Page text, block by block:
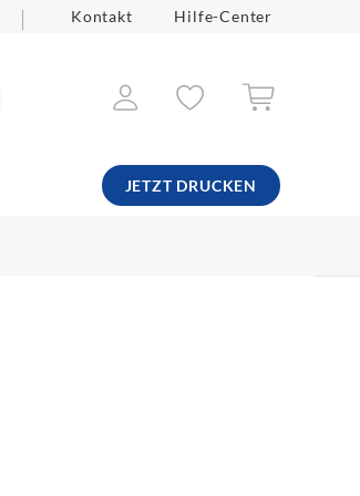
Kontakt Hilfe-Center
JETZT DRUCKEN